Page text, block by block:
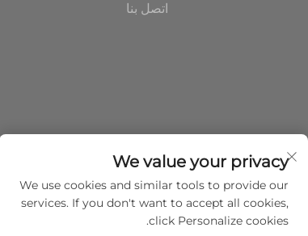
اتصل بنا
We value your privacy
We use cookies and similar tools to provide our
services. If you don't want to accept all cookies,
click Personalize cookies.